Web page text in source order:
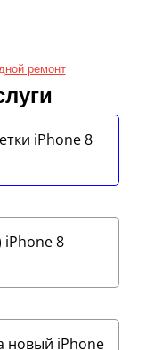
ремонт
iPhone 8
iPhone 8
новый iPhone